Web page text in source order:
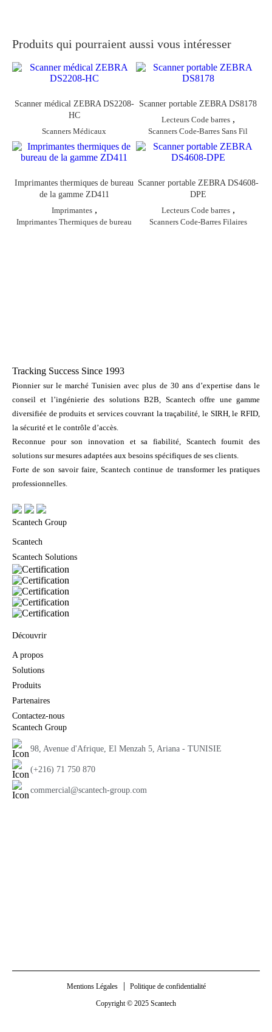
Produits qui pourraient aussi vous intéresser
Scanner médical ZEBRA DS2208-
HC
Scanners Médicaux
Scanner portable ZEBRA DS8178
Lecteurs Code barres,
Scanners Code-Barres Sans Fil
Imprimantes thermiques de bureau
de la gamme ZD411
Imprimantes,
Imprimantes Thermiques de bureau
Scanner portable ZEBRA DS4608-
DPE
Lecteurs Code barres,
Scanners Code-Barres Filaires
Tracking Success Since 1993
Pionnier sur le marché Tunisien avec plus de 30 ans d’expertise dans le
conseil et l’ingénierie des solutions B2B, Scantech offre une gamme
diversifiée de produits et services couvrant la traçabilité, le SIRH, le RFID,
la sécurité et le contrôle d’accès.
Reconnue pour son innovation et sa fiabilité, Scantech fournit des
solutions sur mesures adaptées aux besoins spécifiques de ses clients.
Forte de son savoir faire, Scantech continue de transformer les pratiques
professionnelles.
Scantech Group
Scantech
Scantech Solutions
Découvrir
A propos
Solutions
Produits
Partenaires
Contactez-nous
Scantech Group
98, Avenue d'Afrique, El Menzah 5, Ariana - TUNISIE
(+216) 71 750 870
commercial@scantech-group.com
Mentions Légales
Politique de confidentialité
Copyright © 2025 Scantech